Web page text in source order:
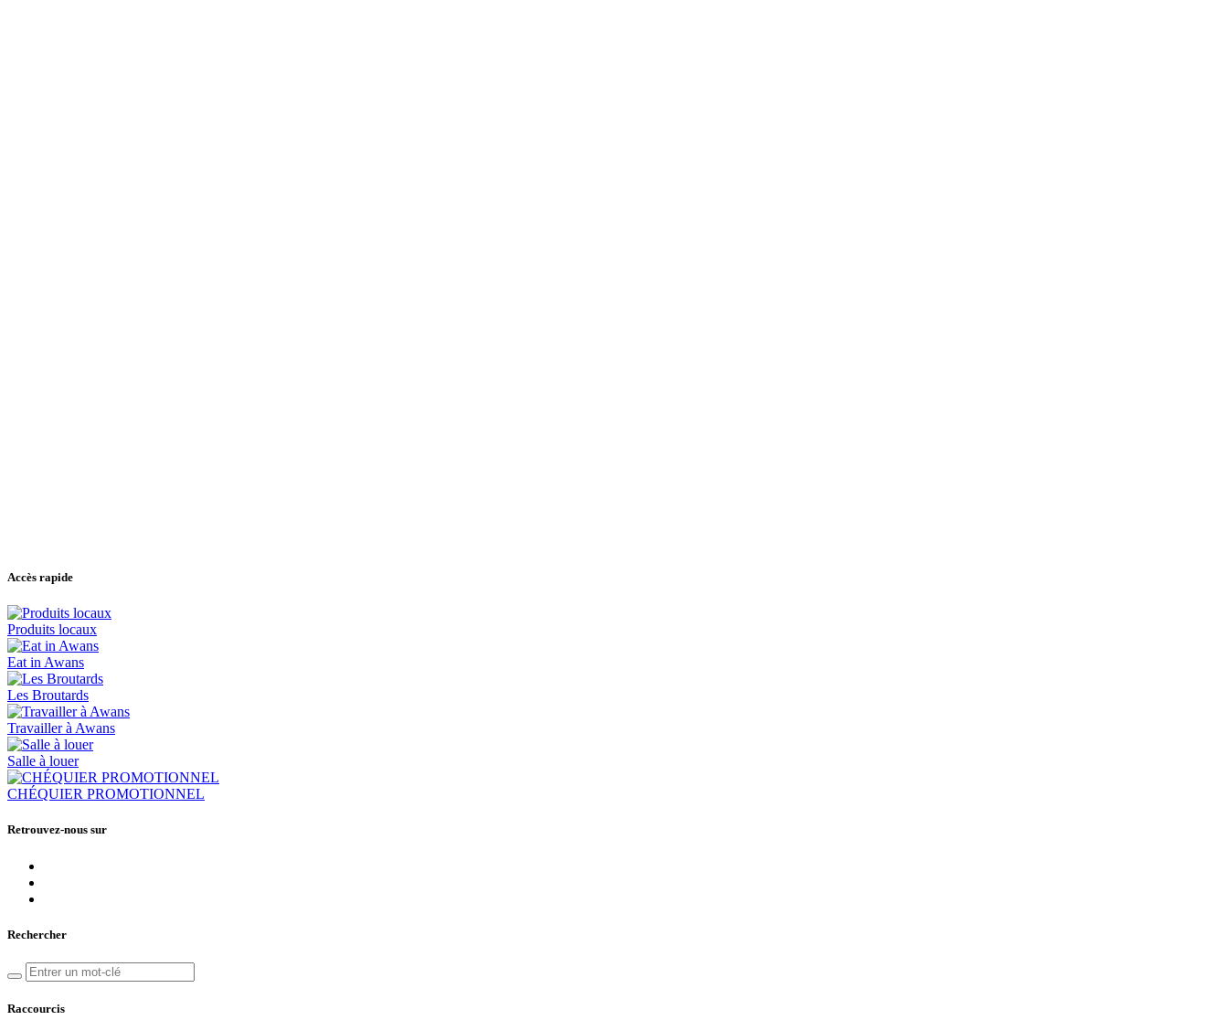
Accès rapide
Produits locaux
Eat in Awans
Les Broutards
Travailler à Awans
Salle à louer
CHÉQUIER PROMOTIONNEL
Retrouvez-nous sur
Rechercher
Raccourcis